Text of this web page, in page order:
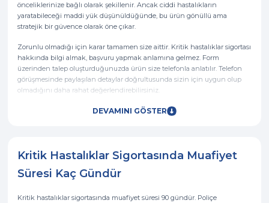
önceliklerinize bağlı olarak şekillenir. Ancak ciddi hastalıkların
yaratabileceği maddi yük düşünüldüğünde, bu ürün gönüllü ama
stratejik bir güvence olarak öne çıkar.
Zorunlu olmadığı için karar tamamen size aittir. Kritik hastalıklar sigortası
hakkında bilgi almak, başvuru yapmak anlamına gelmez. Form
üzerinden talep oluşturduğunuzda ürün size telefonla anlatılır. Telefon
görüşmesinde paylaşılan detaylar doğrultusunda sizin için uygun olup
olmadığını daha rahat değerlendirebilirsiniz.
DEVAMINI GÖSTER
Kritik Hastalıklar Sigortasında Muafiyet
Süresi Kaç Gündür
Kritik hastalıklar sigortasında muafiyet süresi 90 gündür. Poliçe